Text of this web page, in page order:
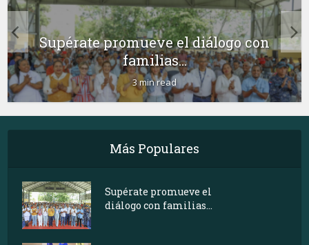
Supérate promueve el diálogo con
familias...
3 min read
Más Populares
Supérate promueve el
diálogo con familias...